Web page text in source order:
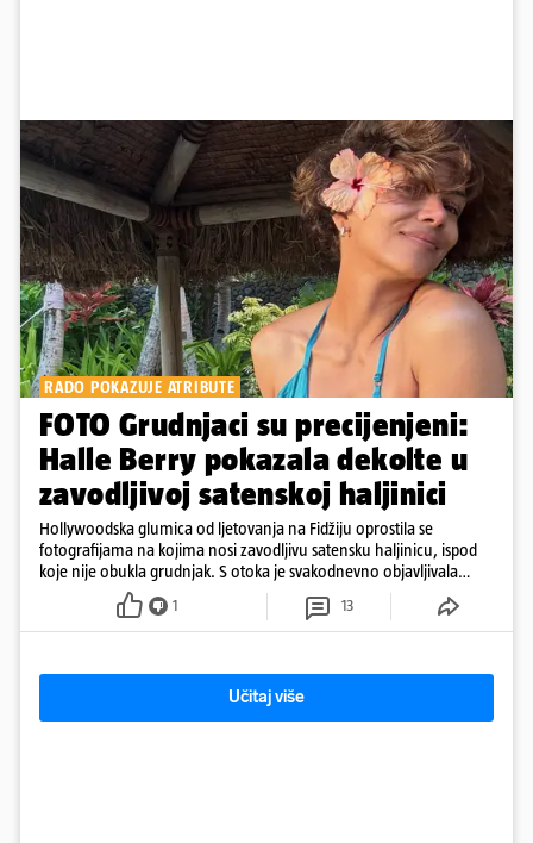
RADO POKAZUJE ATRIBUTE
FOTO Grudnjaci su precijenjeni:
Halle Berry pokazala dekolte u
zavodljivoj satenskoj haljinici
Hollywoodska glumica od ljetovanja na Fidžiju oprostila se
fotografijama na kojima nosi zavodljivu satensku haljinicu, ispod
koje nije obukla grudnjak. S otoka je svakodnevno objavljivala
fotografije u kupaćem
1 13
Učitaj više